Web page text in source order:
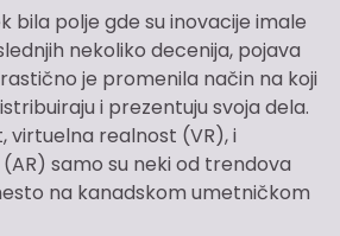
bila polje gde su inovacije imale
nekoliko decenija, pojava
je promenila način na koji
i prezentuju svoja dela.
virtuelna realnost (VR), i
samo su neki od trendova
na kanadskom umetničkom